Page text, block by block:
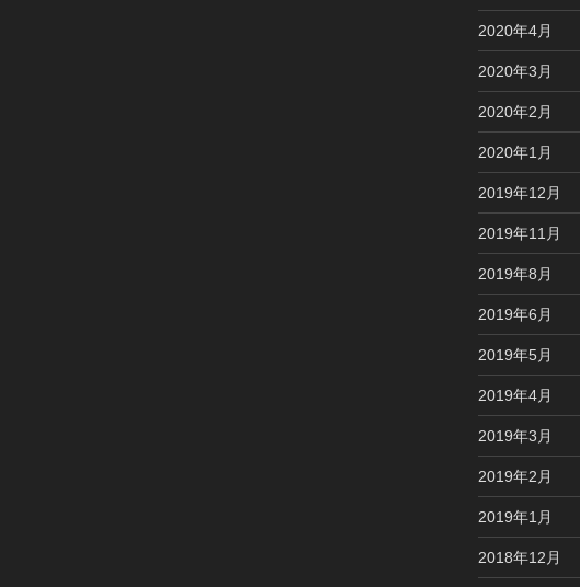
2020年4月
2020年3月
2020年2月
2020年1月
2019年12月
2019年11月
2019年8月
2019年6月
2019年5月
2019年4月
2019年3月
2019年2月
2019年1月
2018年12月